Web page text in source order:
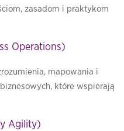
zasadom i praktykom
Operations)
mapowania i
które wspierają
Agility)